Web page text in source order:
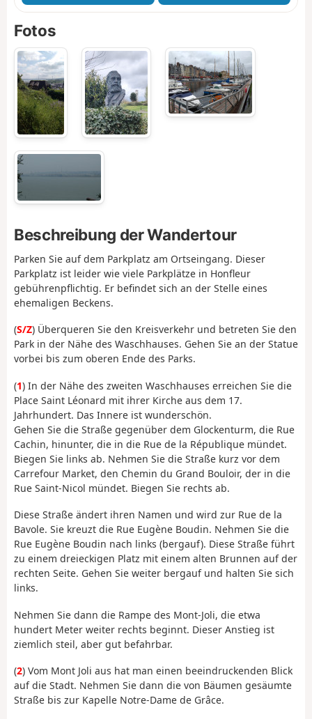
Fotos
Beschreibung der Wandertour
Parken Sie auf dem Parkplatz am Ortseingang. Dieser
Parkplatz ist leider wie viele Parkplätze in Honfleur
gebührenpflichtig. Er befindet sich an der Stelle eines
ehemaligen Beckens.
(S/Z) Überqueren Sie den Kreisverkehr und betreten Sie den
Park in der Nähe des Waschhauses. Gehen Sie an der Statue
vorbei bis zum oberen Ende des Parks.
(1) In der Nähe des zweiten Waschhauses erreichen Sie die
Place Saint Léonard mit ihrer Kirche aus dem 17.
Jahrhundert. Das Innere ist wunderschön.
Gehen Sie die Straße gegenüber dem Glockenturm, die Rue
Cachin, hinunter, die in die Rue de la République mündet.
Biegen Sie links ab. Nehmen Sie die Straße kurz vor dem
Carrefour Market, den Chemin du Grand Bouloir, der in die
Rue Saint-Nicol mündet. Biegen Sie rechts ab.
Diese Straße ändert ihren Namen und wird zur Rue de la
Bavole. Sie kreuzt die Rue Eugène Boudin. Nehmen Sie die
Rue Eugène Boudin nach links (bergauf). Diese Straße führt
zu einem dreieckigen Platz mit einem alten Brunnen auf der
rechten Seite. Gehen Sie weiter bergauf und halten Sie sich
links.
Nehmen Sie dann die Rampe des Mont-Joli, die etwa
hundert Meter weiter rechts beginnt. Dieser Anstieg ist
ziemlich steil, aber gut befahrbar.
(2) Vom Mont Joli aus hat man einen beeindruckenden Blick
auf die Stadt. Nehmen Sie dann die von Bäumen gesäumte
Straße bis zur Kapelle Notre-Dame de Grâce.